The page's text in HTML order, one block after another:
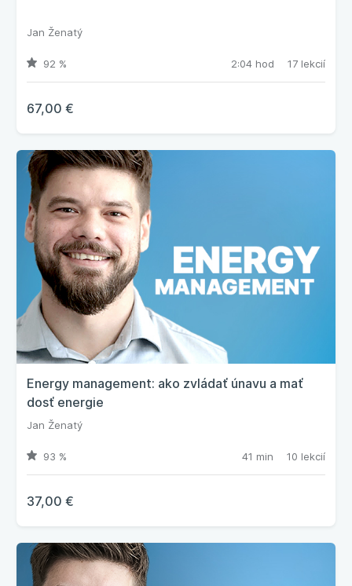
Jan Ženatý
92 % 2:04 hod 17 lekcií
67,00 €
Energy management: ako zvládať únavu a mať
dosť energie
Jan Ženatý
93 % 41 min 10 lekcií
37,00 €